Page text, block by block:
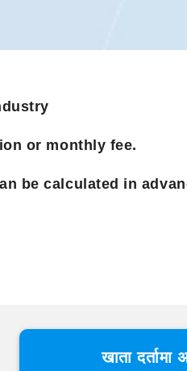
or monthly fee.
be calculated in
खाता दर्तामा